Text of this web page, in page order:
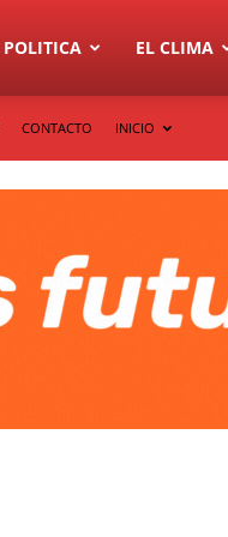
POLITICA EL CLIMA
CONTACTO INICIO